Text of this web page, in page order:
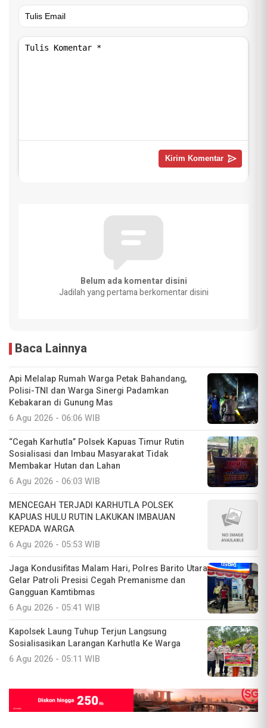
Belum ada komentar disini
Jadilah yang pertama berkomentar disini
Baca Lainnya
Api Melalap Rumah Warga Petak Bahandang,
Polisi-TNI dan Warga Sinergi Padamkan
Kebakaran di Gunung Mas
6 Agu 2026 - 06:06 WIB
“Cegah Karhutla” Polsek Kapuas Timur Rutin
Sosialisasi dan Imbau Masyarakat Tidak
Membakar Hutan dan Lahan
6 Agu 2026 - 06:03 WIB
MENCEGAH TERJADI KARHUTLA POLSEK
KAPUAS HULU RUTIN LAKUKAN IMBAUAN
KEPADA WARGA
6 Agu 2026 - 05:53 WIB
Jaga Kondusifitas Malam Hari, Polres Barito Utara
Gelar Patroli Presisi Cegah Premanisme dan
Gangguan Kamtibmas
6 Agu 2026 - 05:41 WIB
Kapolsek Laung Tuhup Terjun Langsung
Sosialisasikan Larangan Karhutla Ke Warga
6 Agu 2026 - 05:11 WIB